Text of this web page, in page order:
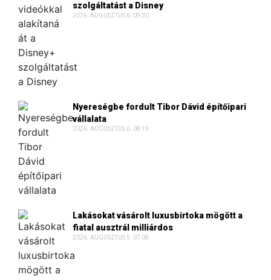
szolgáltatást a Disney
2026. AUGUSZTUS 6. 09:30
Nyereségbe fordult Tibor Dávid építőipari
vállalata
2026. AUGUSZTUS 6. 08:19
Lakásokat vásárolt luxusbirtoka mögött a
fiatal ausztrál milliárdos
2026. AUGUSZTUS 5. 07:08